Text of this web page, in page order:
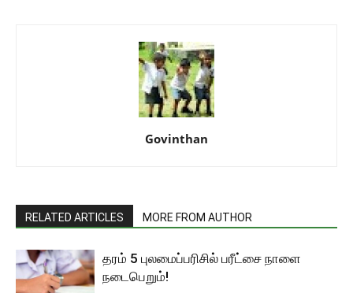
Govinthan
RELATED ARTICLES MORE FROM AUTHOR
தரம் 5 புலமைப்பரிசில் பரீட்சை நாளை
நடைபெறும்!